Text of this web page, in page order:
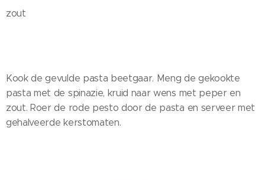
zout
Kook de gevulde pasta beetgaar. Meng de gekookte
pasta met de spinazie, kruid naar wens met peper en
zout. Roer de rode pesto door de pasta en serveer met
gehalveerde kerstomaten.